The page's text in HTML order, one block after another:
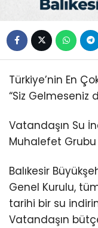
Türkiye’nin En
“Siz Gelmeseniz
Vatandaşın Su
Muhalefet Grubu
Balıkesir
Genel Kurulu,
tarihi bir su
Vatandaşın